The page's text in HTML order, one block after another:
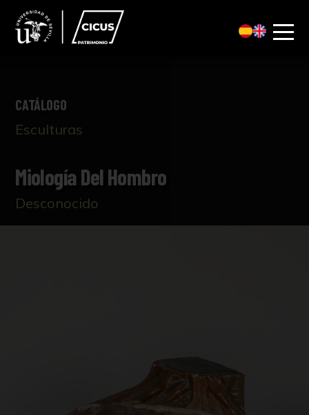
CATÁLOGO
Esculturas
Miología Del Hombro
Desconocido